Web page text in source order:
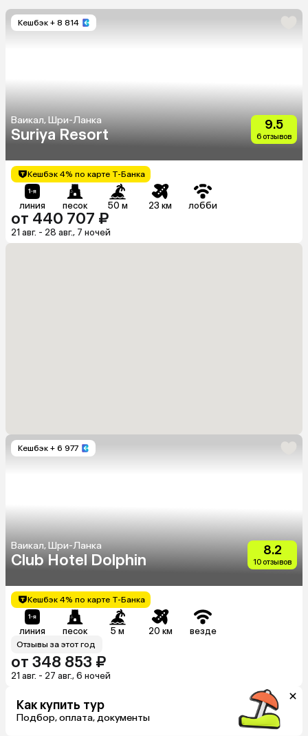
Кешбэк + 8 814
Ваикал, Шри-Ланка
Suriya Resort
9.5
6 отзывов
Кешбэк 4% по карте Т-Банка
линия песок 50 м 23 км лобби
от 440 707 ₽
21 авг. - 28 авг., 7 ночей
Кешбэк + 6 977
Ваикал, Шри-Ланка
Club Hotel Dolphin
8.2
10 отзывов
Кешбэк 4% по карте Т-Банка
линия песок 5 м 20 км везде
Отзывы за этот год
от 348 853 ₽
21 авг. - 27 авг., 6 ночей
Как купить тур
Подбор, оплата, документы